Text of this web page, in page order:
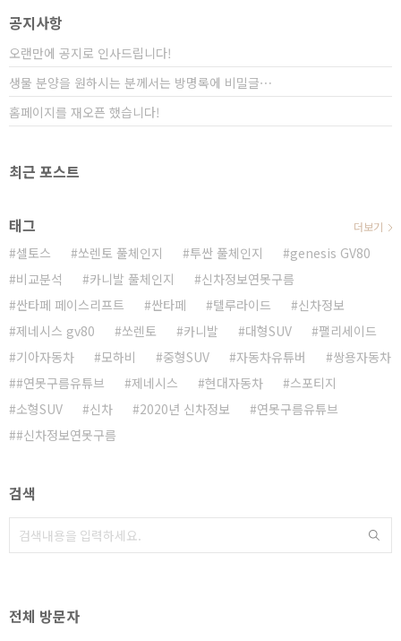
보면 멋진 디자인 때문에 렉서스 RX와 닮..
공지사항
오랜만에 공지로 인사드립니다!
생물 분양을 원하시는 분께서는 방명록에 비밀글⋯
홈페이지를 재오픈 했습니다!
최근 포스트
태그
셀토스 쏘렌토 풀체인지 투싼 풀체인지
genesis GV80
비교분석
카니발 풀체인지
신차정보연못구름
싼타페 페이스리프트
싼타페 텔루라이드
신차정보
제네시스 gv80
쏘렌토 카니발 대형SUV
팰리세이드
기아자동차
모하비 중형SUV 자동차유튜버
쌍용자동차
#연못구름유튜브
제네시스 현대자동차
스포티지
소형SUV
신차 2020년 신차정보
연못구름유튜브
#신차정보연못구름
더보기
검색
전체 방문자